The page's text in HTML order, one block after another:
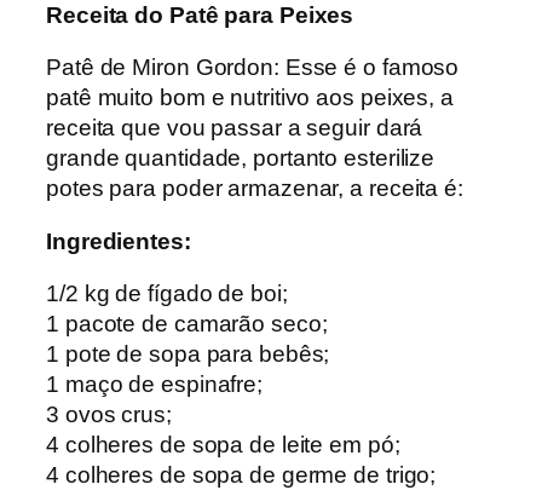
Receita do Patê para Peixes
Patê de Miron Gordon: Esse é o famoso
patê muito bom e nutritivo aos peixes, a
receita que vou passar a seguir dará
grande quantidade, portanto esterilize
potes para poder armazenar, a receita é:
Ingredientes:
1/2 kg de fígado de boi;
1 pacote de camarão seco;
1 pote de sopa para bebês;
1 maço de espinafre;
3 ovos crus;
4 colheres de sopa de leite em pó;
4 colheres de sopa de germe de trigo;